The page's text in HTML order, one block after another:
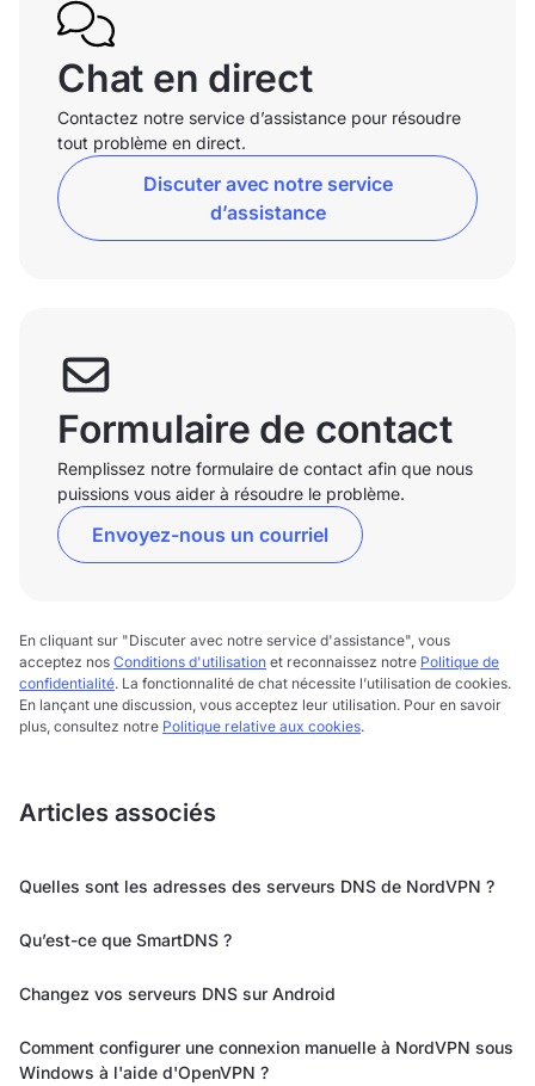
Chat en direct
Contactez notre service d’assistance pour résoudre
tout problème en direct.
Discuter avec notre service
d’assistance
Formulaire de contact
Remplissez notre formulaire de contact afin que nous
puissions vous aider à résoudre le problème.
Envoyez-nous un courriel
En cliquant sur "Discuter avec notre service d'assistance", vous
acceptez nos Conditions d'utilisation et reconnaissez notre Politique de
confidentialité. La fonctionnalité de chat nécessite l’utilisation de cookies.
En lançant une discussion, vous acceptez leur utilisation. Pour en savoir
plus, consultez notre Politique relative aux cookies.
Articles associés
Quelles sont les adresses des serveurs DNS de NordVPN ?
Qu’est-ce que SmartDNS ?
Changez vos serveurs DNS sur Android
Comment configurer une connexion manuelle à NordVPN sous
Windows à l'aide d'OpenVPN ?